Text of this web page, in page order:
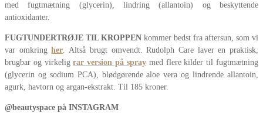
med fugtmætning (glycerin), lindring (allantoin) og beskyttende
antioxidanter.
FUGTUNDERTRØJE TIL KROPPEN kommer bedst fra aftersun, som vi
var omkringher. Altså brugt omvendt. Rudolph Care laver en praktisk,
brugbar og virkeligrar version på spraymed flere kilder til fugtmætning
(glycerin og sodium PCA), blødgørende aloe vera og lindrende allantoin,
agurk, havtorn og argan-ekstrakt. Til 185 kroner.
@beautyspace på INSTAGRAM